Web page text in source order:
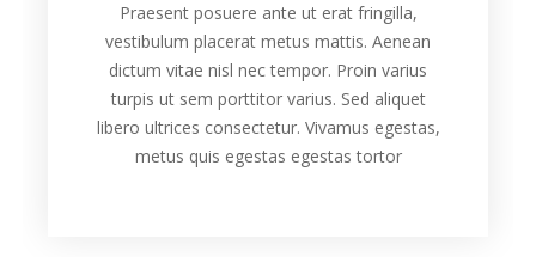
Praesent posuere ante ut erat fringilla,
vestibulum placerat metus mattis. Aenean
dictum vitae nisl nec tempor. Proin varius
turpis ut sem porttitor varius. Sed aliquet
libero ultrices consectetur. Vivamus egestas,
metus quis egestas egestas tortor